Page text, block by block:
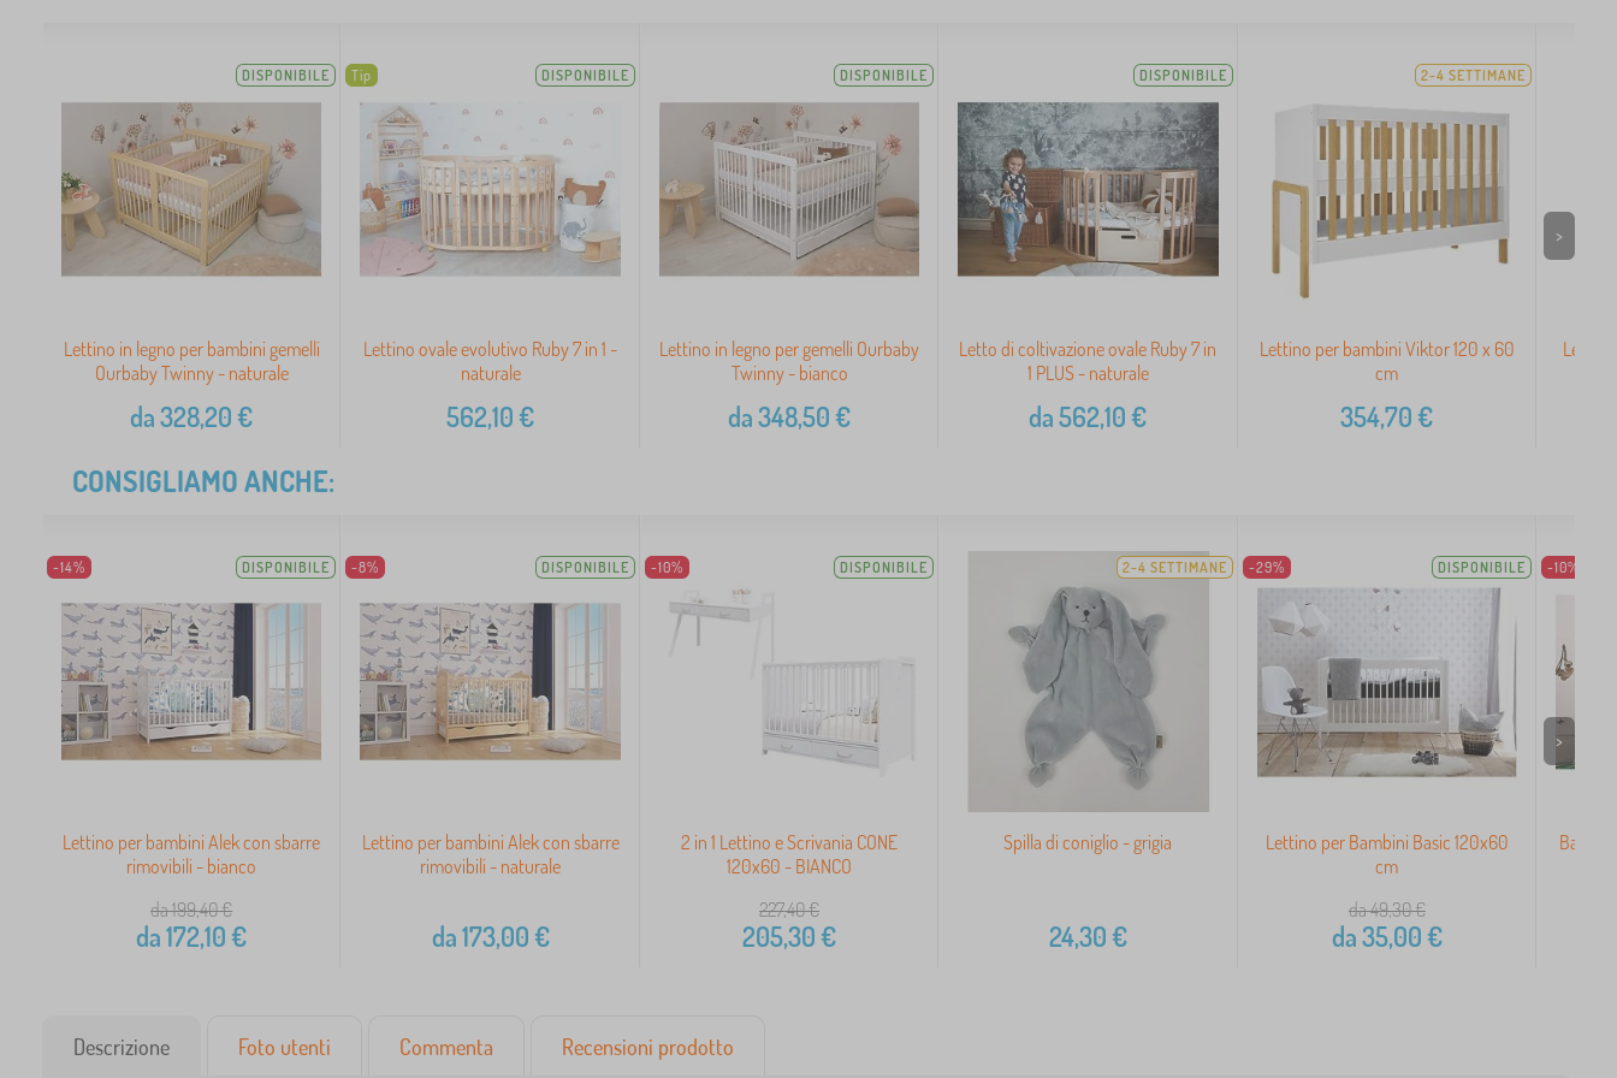
DISPONIBILE
Lettino in legno per bambini gemelli
Ourbaby Twinny - naturale
da328,20€
Tip DISPONIBILE
Lettino ovale evolutivo Ruby 7 in 1 -
naturale
562,10€
DISPONIBILE
Lettino in legno per gemelli Ourbaby
Twinny - bianco
da348,50€
DISPONIBILE
Letto di coltivazione ovale Ruby 7 in
1 PLUS - naturale
da562,10€
2-4 SETTIMANE
Lettino per bambini Viktor 120 x 60
cm
354,70€
>
CONSIGLIAMO ANCHE:
-14% DISPONIBILE
Lettino per bambini Alek con sbarre
rimovibili - bianco
da 199,40€
da172,10€
-8% DISPONIBILE
Lettino per bambini Alek con sbarre
rimovibili - naturale
da173,00€
-10% DISPONIBILE
2 in 1 Lettino e Scrivania CONE
120x60 - BIANCO
227,40€
205,30€
2-4 SETTIMANE
Spilla di coniglio - grigia
24,30€
-29% DISPONIBILE
Lettino per Bambini Basic 120x60
cm
da 49,30€
da35,00€
-10%
>
Descrizione Foto utenti Commenta Recensioni prodotto